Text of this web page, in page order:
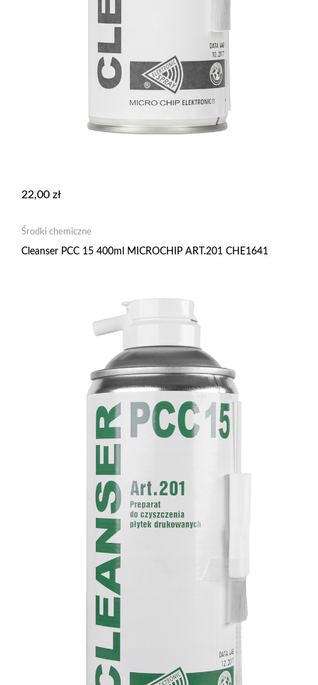
22,00 zł
Środki chemiczne
Cleanser PCC 15 400ml MICROCHIP ART.201 CHE1641